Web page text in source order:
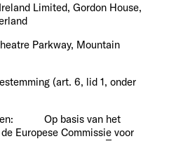
Limited, Gordon House,
Parkway, Mountain
(art. 6, lid 1, onder
Op basis van het
Europese Commissie voor